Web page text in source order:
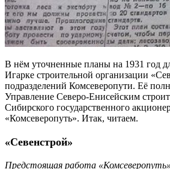
В нём уточненные планы на 1931 год
Игарке строительной организации
подразделений Комсеверопути. Её
Управление Северо-Енисейским
Сибирского государственного
«Комсеверопуть». Итак, читаем.
«Севенстрой»
Предстоящая работа «Комсеверопуть»